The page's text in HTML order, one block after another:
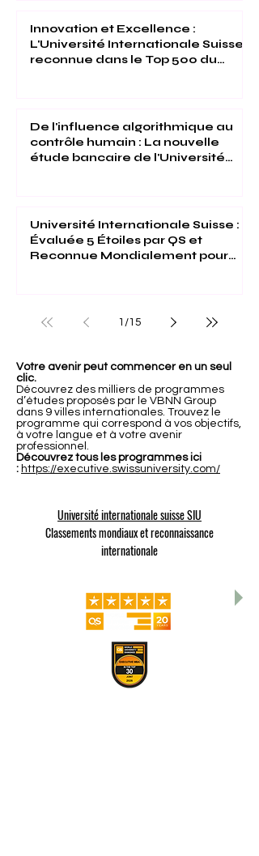
Innovation et Excellence :
L'Université Internationale Suisse
reconnue dans le Top 500 du
De l'influence algorithmique au
contrôle humain : La nouvelle
étude bancaire de l'Université
Université Internationale Suisse :
Évaluée 5 Étoiles par QS et
Reconnue Mondialement pour
1 /15
Votre avenir peut commencer en un seul
clic.
Découvrez des milliers de programmes
d’études proposés par le VBNN Group
dans 9 villes internationales. Trouvez le
programme qui correspond à vos objectifs,
à votre langue et à votre avenir
professionnel.
Découvrez tous les programmes ici
: https://executive.swissuniversity.com/
Université internationale suisse SIU
Classements mondiaux et reconnaissance
internationale